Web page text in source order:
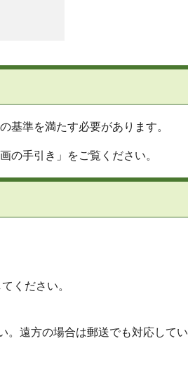
基準を満たす必要があります。
の手引き」をご覧ください。
ください。
。遠方の場合は郵送でも対応してい